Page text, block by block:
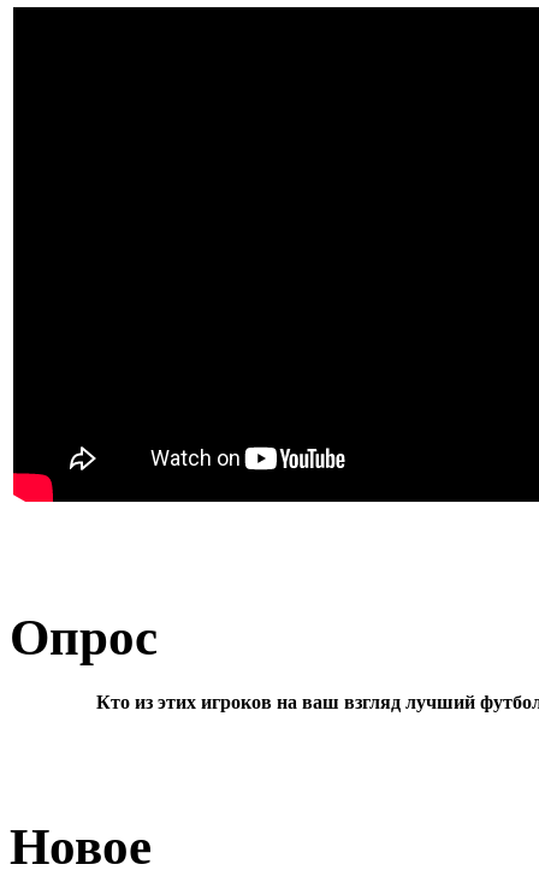
Опрос
Кто из этих игроков на ваш взгляд лучший
Новое